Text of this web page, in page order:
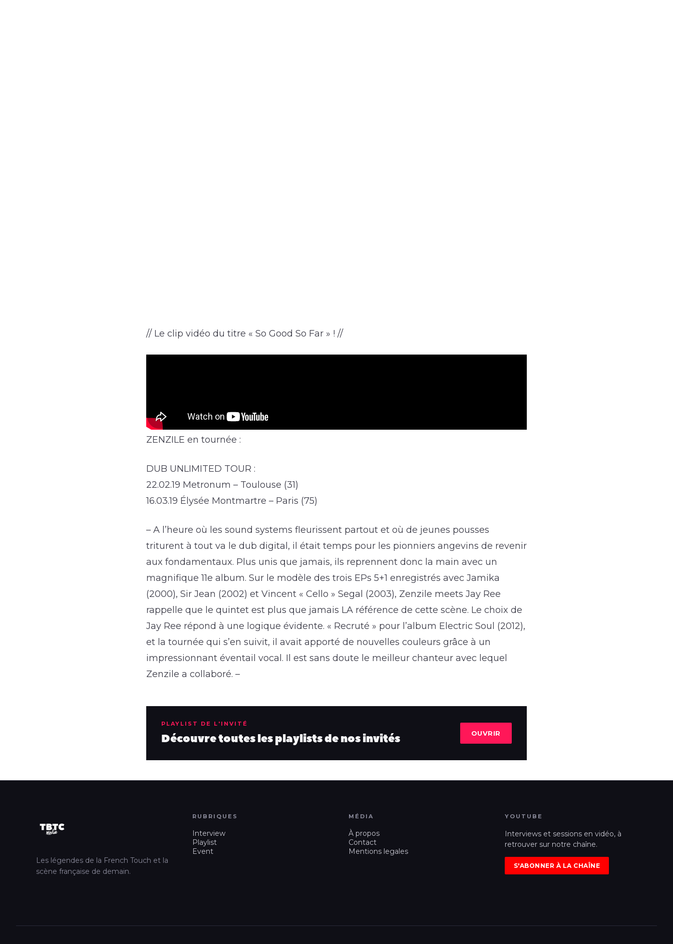
// Le clip vidéo du titre « So Good So Far » ! //
ZENZILE en tournée :
DUB UNLIMITED TOUR :
22.02.19 Metronum – Toulouse (31)
16.03.19 Élysée Montmartre – Paris (75)
– A l’heure où les sound systems fleurissent partout et où de jeunes pousses
triturent à tout va le dub digital, il était temps pour les pionniers angevins de revenir
aux fondamentaux. Plus unis que jamais, ils reprennent donc la main avec un
magnifique 11e album. Sur le modèle des trois EPs 5+1 enregistrés avec Jamika
(2000), Sir Jean (2002) et Vincent « Cello » Segal (2003), Zenzile meets Jay Ree
rappelle que le quintet est plus que jamais LA référence de cette scène. Le choix de
Jay Ree répond à une logique évidente. « Recruté » pour l’album Electric Soul (2012),
et la tournée qui s’en suivit, il avait apporté de nouvelles couleurs grâce à un
impressionnant éventail vocal. Il est sans doute le meilleur chanteur avec lequel
Zenzile a collaboré. –
PLAYLIST DE L'INVITÉ
Découvre toutes les playlists de nos invités OUVRIR
Les légendes de la French Touch et la
scène française de demain.
RUBRIQUES
Interview
Playlist
Event
MÉDIA
À propos
Contact
Mentions legales
YOUTUBE
Interviews et sessions en vidéo, à
retrouver sur notre chaîne.
S'ABONNER À LA CHAÎNE